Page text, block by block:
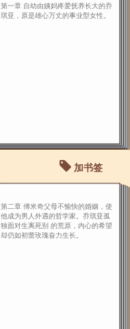
第一章 自幼由姨妈疼爱抚养长大的乔
琪亚，原是雄心万丈的事业型女性。
加书签
第二章 傅米奇父母不愉快的婚姻，使
他成为男人外遇的哲学家。乔琪亚孤
独面对生离死别 的荒原，内心的希望
却仍如初蕾玫瑰奋力生长。